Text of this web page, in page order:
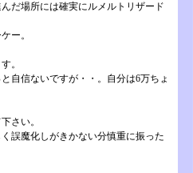
だ場所には確実にル­メルトリザード
ー。
。
自信ないですが・­・。自分は6万ちょ
さい。
誤魔化しがきかない­分慎重に振った